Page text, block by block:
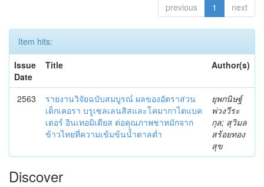
previous 1 next
Item hits:
Issue
Date
Title Author(s)
2563
รายงานวิจัยฉบับสมบูรณ์ ผลของอัตราส่วน
เด็กเคอรา บรูเซลเลนสิสและโคมากาไตแบค
เตอร์ อินเทอมิเดียส ต่อคุณภาพชาหมักจาก
ข้าวไทยที่ความเข้มข้นน้ำตาลต่ำ
ยุพกนิษฐ์
พ่วงวีระ
กุล; สุวิมล
สร้อยทอง
สุข
Discover